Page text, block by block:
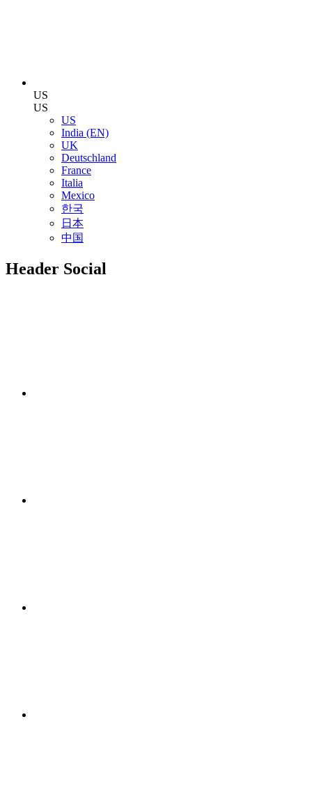
US
US
US
India (EN)
UK
Deutschland
France
Italia
Mexico
한국
日本
中国
Header Social